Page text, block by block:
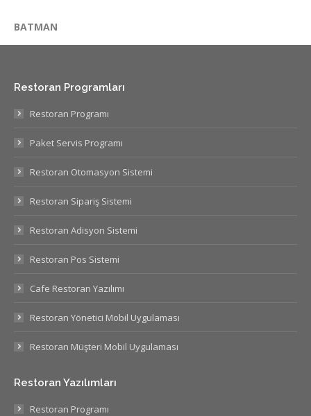
BATMAN
Restoran Programları
Restoran Programı
Paket Servis Programı
Restoran Otomasyon Sistemi
Restoran Sipariş Sistemi
Restoran Adisyon Sistemi
Restoran Pos Sistemi
Cafe Restoran Yazılımı
Restoran Yönetici Mobil Uygulaması
Restoran Müşteri Mobil Uygulaması
Restoran Yazılımları
Restoran Programı